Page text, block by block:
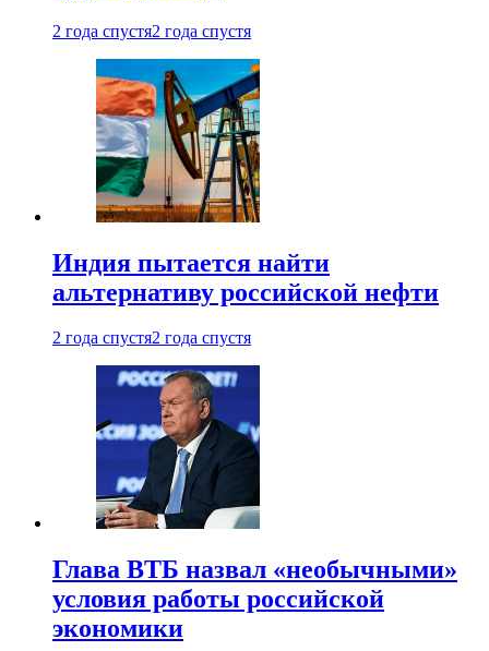
2 года спустя2 года спустя
Индия пытается найти
альтернативу российской нефти
2 года спустя2 года спустя
Глава ВТБ назвал «необычными»
условия работы российской
экономики